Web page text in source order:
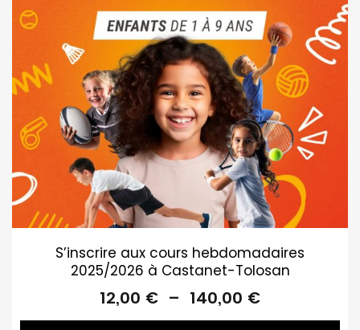
S’inscrire aux cours hebdomadaires
2025/2026 à Castanet-Tolosan
12,00 € – 140,00 €
de